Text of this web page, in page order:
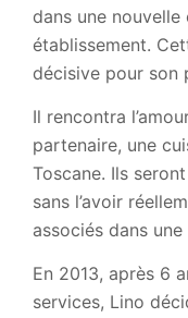
dans une nouvelle
établissement.
décisive pour son
Il rencontra
partenaire, une
Toscane. Ils
sans l’avoir
associés dans
En 2013, après 6
services, Lino